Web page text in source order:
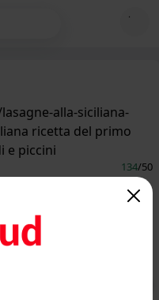
alla-siciliana-
ricetta del primo
e piccini
134/50
primo piatto che